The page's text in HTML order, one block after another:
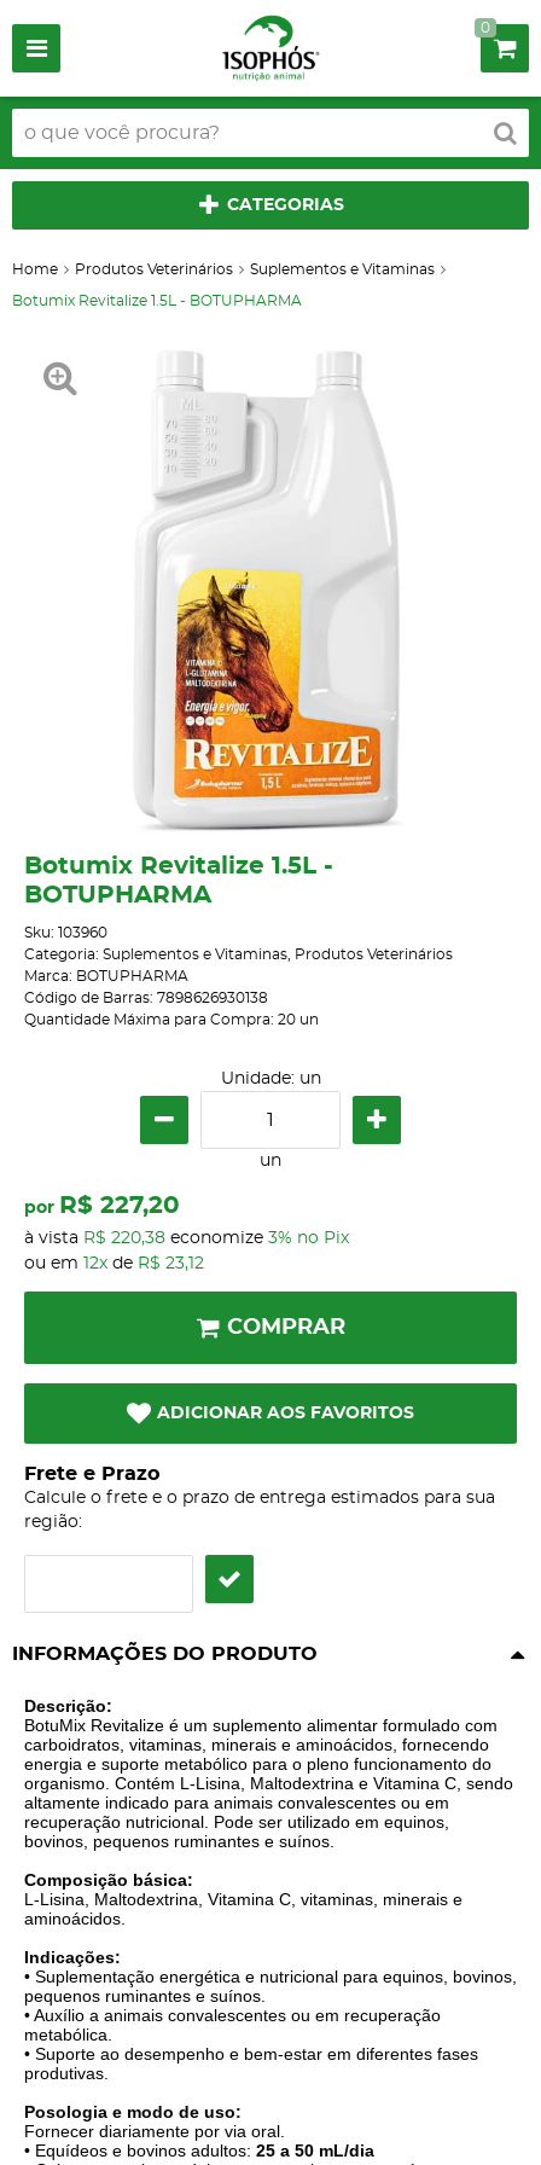
0
CATEGORIAS
Home Produtos Veterinários Suplementos e Vitaminas
Botumix Revitalize 1.5L - BOTUPHARMA
Botumix Revitalize 1.5L -
BOTUPHARMA
Sku: 103960
Categoria: Suplementos e Vitaminas
Produtos Veterinários
Marca: BOTUPHARMA
Código de Barras: 7898626930138
Quantidade Máxima para Compra: 20 un
Unidade: un
un
por R$ 227,20
à vista R$ 220,38 economize 3% no Pix
ou em
12x de R$ 23,12
COMPRAR
ADICIONAR AOS FAVORITOS
Frete e Prazo
Calcule o frete e o prazo de entrega estimados para sua
região:
INFORMAÇÕES DO PRODUTO
Descrição:
BotuMix Revitalize é um suplemento alimentar formulado com
carboidratos, vitaminas, minerais e aminoácidos, fornecendo
energia e suporte metabólico para o pleno funcionamento do
organismo. Contém L-Lisina, Maltodextrina e Vitamina C, sendo
altamente indicado para animais convalescentes ou em
recuperação nutricional. Pode ser utilizado em equinos,
bovinos, pequenos ruminantes e suínos.
Composição básica:
L-Lisina, Maltodextrina, Vitamina C, vitaminas, minerais e
aminoácidos.
Indicações:
• Suplementação energética e nutricional para equinos, bovinos,
pequenos ruminantes e suínos.
• Auxílio a animais convalescentes ou em recuperação
metabólica.
• Suporte ao desempenho e bem-estar em diferentes fases
produtivas.
Posologia e modo de uso:
Fornecer diariamente por via oral.
• Equídeos e bovinos adultos: 25 a 50 mL/dia